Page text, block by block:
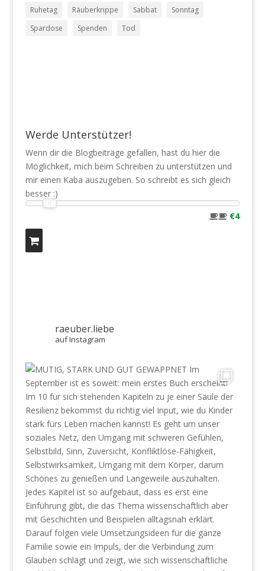
Ruhetag
Räuberkrippe Sabbat
Sonntag
Spardose
Spenden Tod
Werde Unterstützer!
Wenn dir die Blogbeiträge gefallen, hast du hier die
Möglichkeit, mich beim Schreiben zu unterstützen und
mir einen Kaba auszugeben. So schreibt es sich gleich
besser :)
€4
raeuber.liebe
auf Instagram